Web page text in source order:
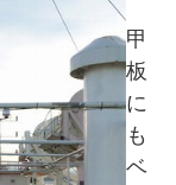
甲
板
に
も
ベ